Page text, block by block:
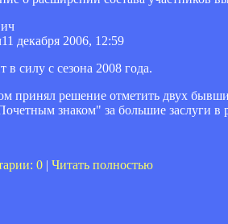
11 декабря 2006, 12:59
в силу с сезона 2008 года.
принял решение отметить двух
знаком" за большие заслуги в
0 | Читать полностью